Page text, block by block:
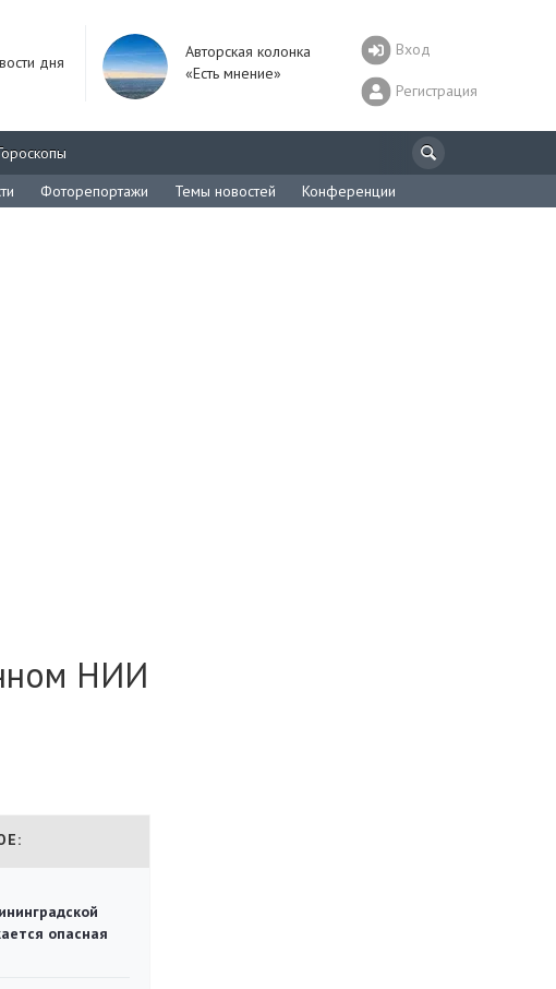
дня
Авторская колонка
«Есть мнение»
Вход
Регистрация
Фоторепортажи Темы новостей Конференции
НИИ
опасная